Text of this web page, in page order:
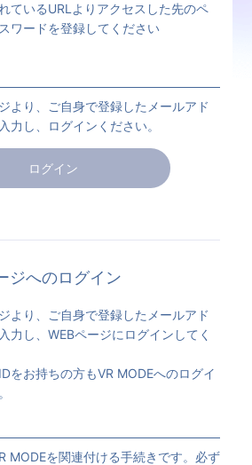
ているURLよりアクセスした先のペ
ワードを登録してください
より、ご自身で登録したメールアド
力し、ログインください。
ログイン
ジへのログイン
より、ご自身で登録したメールアド
力し、WEBページにログインしてく
をお持ちの方もVR MODEへのログイ
MODEを関連付ける手続きです。必ず